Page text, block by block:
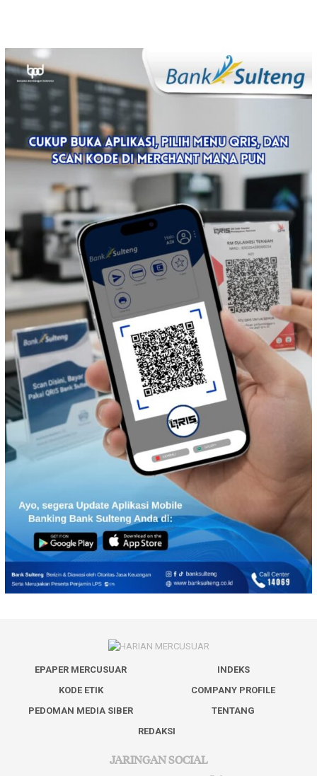
EPAPER MERCUSUAR
INDEKS
KODE ETIK
COMPANY PROFILE
PEDOMAN MEDIA SIBER
TENTANG
REDAKSI
JARINGAN SOCIAL